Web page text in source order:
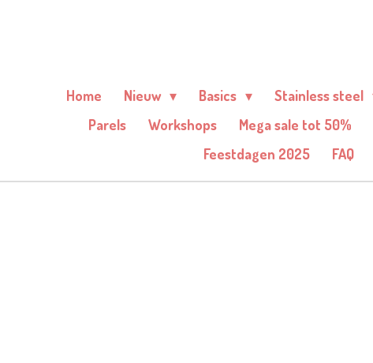
hoofdinhoud
Home Nieuw Basics Stainless steel
Parels
Workshops Mega sale tot 50%
Feestdagen 2025
FAQ